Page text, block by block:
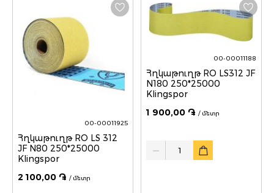
00-00011925
Հղկաթուղթ RO LS 312
JF N80 250*25000
Klingspor
2 100,00 ֏ / մետր
00-00011188
Հղկաթուղթ RO LS312 JF
N180 250*25000
Klingspor
1 900,00 ֏ / մետր